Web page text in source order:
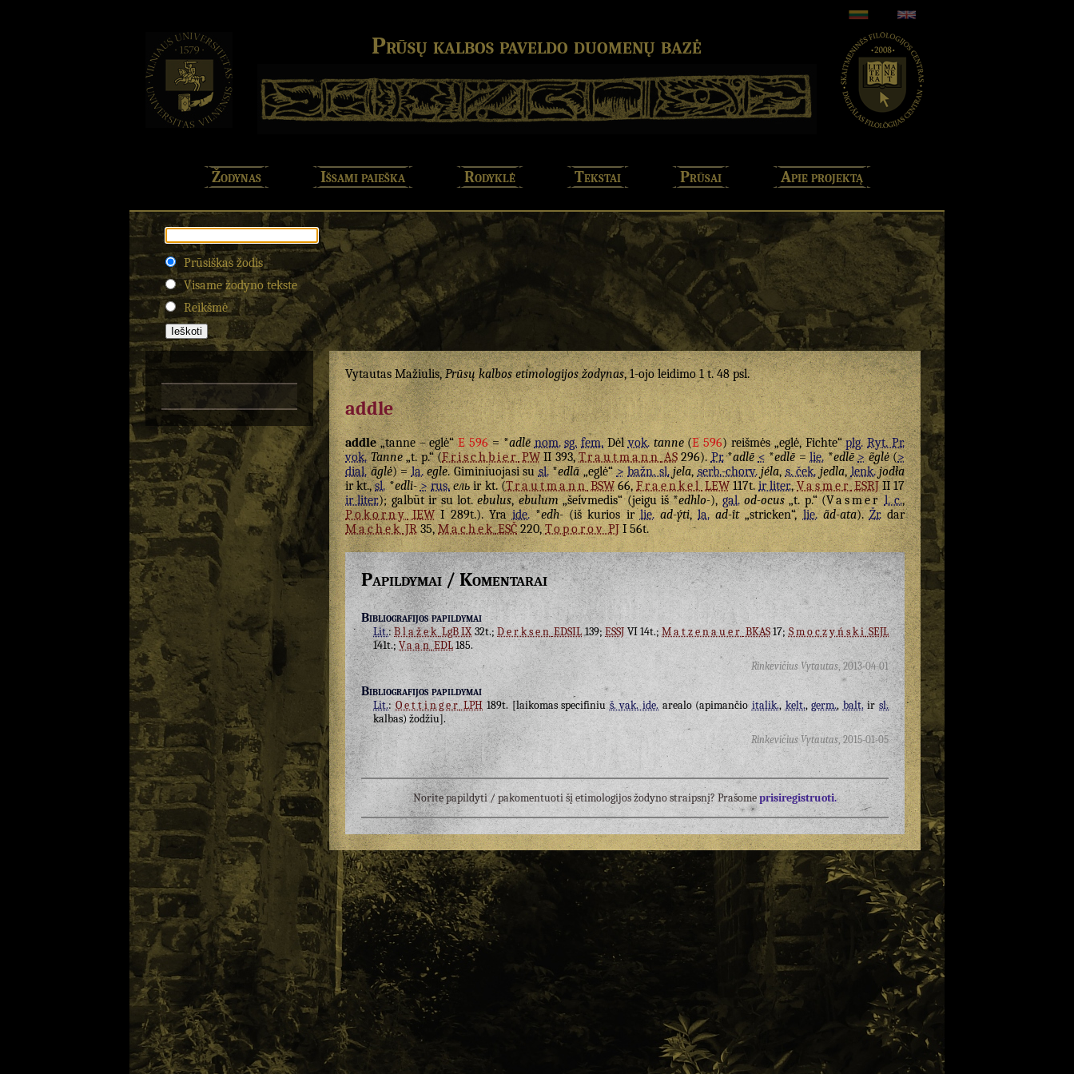
Prūsų kalbos paveldo duomenų bazė
Žodynas Išsami paieška Rodyklė Tekstai Prūsai Apie projektą
Prūsiškas žodis
Visame žodyno tekste
Reikšmė
Vytautas Mažiulis,Prūsų kalbos etimologijos žodynas, 1-ojo leidimo 1 t. 48 psl.
addle
addle„tanne – eglė“E 596= *adlē nom. sg. fem.Dėlvok. tanne(E 596) reišmės „eglė, Fichte“plg. Ryt. Pr.
vok. Tanne„t. p.“ (FrischbierPWII 393,TrautmannAS296).Pr.*adlē < *edlē=lie.*edlē > ẽglė(>
dial. ãglė) =la. egle. Giminiuojasi susl.*edlā„eglė“> bažn. sl. jela,serb.-chorv. jéla,s. ček. jedla,lenk. jodła
ir kt.,sl.*edli- > rus. ельir kt. (TrautmannBSW66,FraenkelLEW117t.ir liter.,VasmerESRJII 17
ir liter.); galbūt ir su lot.ebulus,ebulum„šeivmedis“ (jeigu iš *edhlo-),gal. od-ocus„t. p.“ (Vasmer l. c.,
PokornyIEWI 289t.). Yraide.*edh-(iš kurios irlie. ad-ýti,la. ad-ît„stricken“,lie. ãd-ata).Žr.dar
MachekJR35,MachekESČ220,ToporovPJI 56t.
Papildymai / Komentarai
Bibliografijos papildymai
Lit.:BlažekLgB IX32t.;Derksen EDSIL139;ESSJ VI 14t.;MatzenauerBKAS17;SmoczyńskiSEJL
141t.;VaanEDL185.
Rinkevičius Vytautas, 2013-04-01
Bibliografijos papildymai
Lit.:Oettinger LPH189t. [laikomas specifiniuš. vak. ide. arealo (apimančio italik., kelt.,germ., balt.ir sl.
kalbas) žodžiu].
Rinkevičius Vytautas,2015-01-05
Norite papildyti / pakomentuoti šį etimologijos žodyno straipsnį? Prašomeprisiregistruoti.